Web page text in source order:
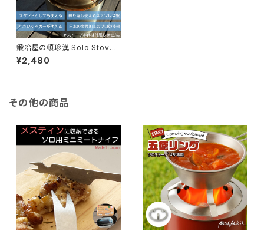
鍛冶屋の頓珍漢 Solo Stove
Campfire ソロストーブ キャン
プファイヤー専用 五徳/スタンド
¥2,480
その他の商品